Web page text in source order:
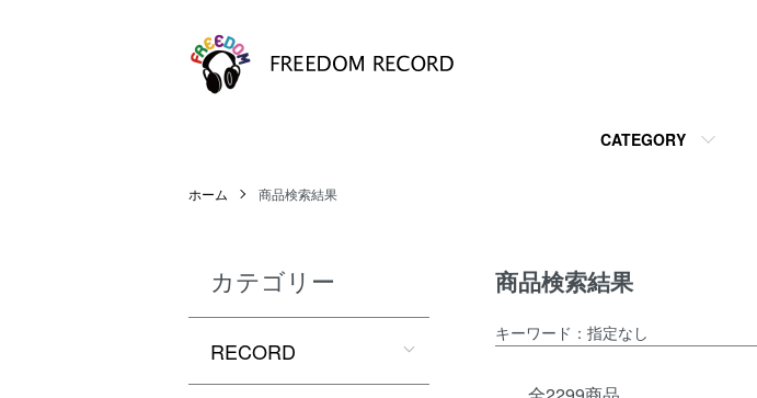
CATEGORY
ホーム 商品検索結果
商品検索結果
キーワード：指定なし
カテゴリー
RECORD